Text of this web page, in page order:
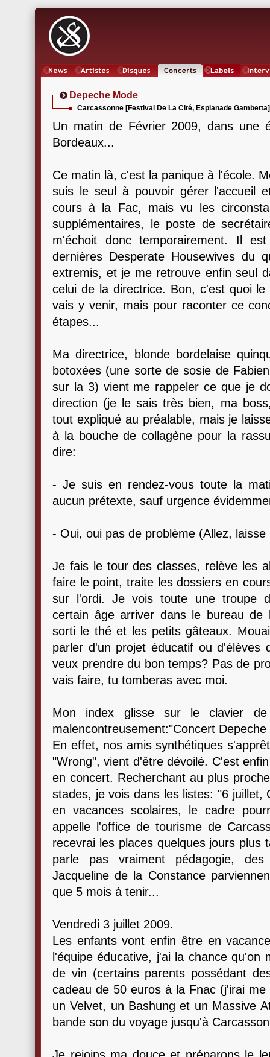
Depeche Mode
Carcassonne [Festival De La Cité, Esplanade
Un matin de Février 2009, dans une
Bordeaux...
Ce matin là, c'est la panique à l'école.
suis le seul à pouvoir gérer l'accueil
cours à la Fac, mais vu les
supplémentaires, le poste de
m'échoit donc temporairement. Il
dernières Desperate Housewives du
extremis, et je me retrouve enfin seul
celui de la directrice. Bon, c'est quoi
vais y venir, mais pour raconter ce
étapes...
Ma directrice, blonde bordelaise
botoxées (une sorte de sosie de
sur la 3) vient me rappeler ce que je
direction (je le sais très bien, ma
tout expliqué au préalable, mais je
à la bouche de collagène pour la
dire:
- Je suis en rendez-vous toute la
aucun prétexte, sauf urgence
- Oui, oui pas de problème (Allez,
Je fais le tour des classes, relève les
faire le point, traite les dossiers en
sur l'ordi. Je vois toute une troupe
certain âge arriver dans le bureau de
sorti le thé et les petits gâteaux.
parler d'un projet éducatif ou d'élèves
veux prendre du bon temps? Pas de
vais faire, tu tomberas avec moi.
Mon index glisse sur le clavier
malencontreusement:"Concert
En effet, nos amis synthétiques
"Wrong", vient d'être dévoilé. C'est
en concert. Recherchant au plus
stades, je vois dans les listes: "6 juillet,
en vacances scolaires, le cadre
appelle l'office de tourisme de
recevrai les places quelques jours
parle pas vraiment pédagogie,
Jacqueline de la Constance
que 5 mois à tenir...
Vendredi 3 juillet 2009.
Les enfants vont enfin être en
l'équipe éducative, j'ai la chance qu'on
de vin (certains parents possédant
cadeau de 50 euros à la Fnac (j'irai
un Velvet, un Bashung et un Massive
bande son du voyage jusqu'à